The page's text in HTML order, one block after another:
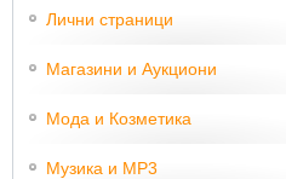
Лични страници
Магазини и Аукциони
Мода и Козметика
Музика и MP3